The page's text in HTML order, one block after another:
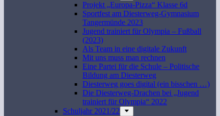
Projekt „Europa-Pizza“ Klasse 6d
Sportfest am Diesterweg-Gymnasium
Tangermünde 2023
Jugend trainiert für Olympia – Fußball
(2023)
Als Team in eine digitale Zukunft
Mit uns muss man rechnen
Eine Partei für die Schule – Politische
Bildung am Diesterweg
Diesterweg goes digital (ein bisschen …)
Die Diesterweg-Drachen bei „Jugend
trainiert für Olympia“ 2022
Schuljahr 2021/22